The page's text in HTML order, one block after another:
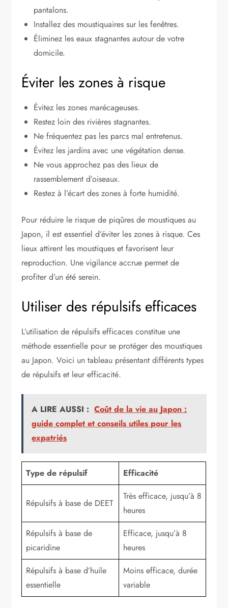
pantalons.
Installez des moustiquaires sur les fenêtres.
Éliminez les eaux stagnantes autour de votre
domicile.
Éviter les zones à risque
Évitez les zones marécageuses.
Restez loin des rivières stagnantes.
Ne fréquentez pas les parcs mal entretenus.
Évitez les jardins avec une végétation dense.
Ne vous approchez pas des lieux de
rassemblement d’oiseaux.
Restez à l’écart des zones à forte humidité.
Pour réduire le risque de piqûres de moustiques au
Japon, il est essentiel d’éviter les zones à risque. Ces
lieux attirent les moustiques et favorisent leur
reproduction. Une vigilance accrue permet de
profiter d’un été serein.
Utiliser des répulsifs efficaces
L’utilisation de répulsifs efficaces constitue une
méthode essentielle pour se protéger des moustiques
au Japon. Voici un tableau présentant différents types
de répulsifs et leur efficacité.
A LIRE AUSSI : Coût de la vie au Japon :
guide complet et conseils utiles pour les
expatriés
Type de répulsif Efficacité
Répulsifs à base de DEET
Très efficace, jusqu’à 8
heures
Répulsifs à base de
picaridine
Efficace, jusqu’à 8
heures
Répulsifs à base d’huile
essentielle
Moins efficace, durée
variable